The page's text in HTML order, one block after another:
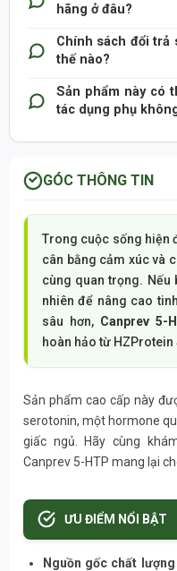
hãng ở đâu?
Chính sách đổi trả
thế nào?
Sản phẩm này có
tác dụng phụ
GÓC THÔNG TIN
Trong cuộc sống hiện
cân bằng cảm xúc và
cùng quan trọng.
nhiên để nâng cao
sâu hơn, Canprev 5-
hoàn hảo từ HZProtein
Sản phẩm cao cấp này
serotonin, một hormone
giấc ngủ. Hãy cùng
Canprev 5-HTP mang lại
ƯU ĐIỂM NỔI BẬT
Nguồn gốc chất